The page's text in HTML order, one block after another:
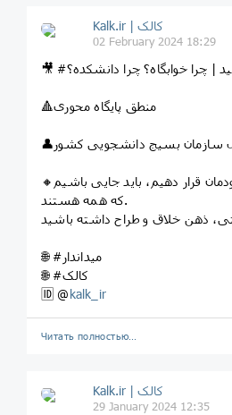
Kalk.ir | کالک
02 February 2024 18:29
| چرا خوابگاه؟ چرا دانشکده؟
🔺منطق پایگاه محوری
سازمان بسیج دانشجویی کشور
🔸باید در تیرس فکری خودمان قرار دهیم، باید جایی باشیم
که همه هستند.
🌐 #میداندار
🌐 #کالک
🆔 @kalk_ir
Читать полностью…
Kalk.ir | کالک
29 January 2024 12:35